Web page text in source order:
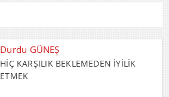
Durdu GÜNEŞ
HİÇ KARŞILIK BEKLEMEDEN İYİLİK
ETMEK